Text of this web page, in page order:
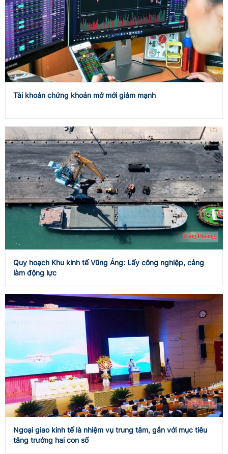
Tài khoản chứng khoán mở mới giảm mạnh
Quy hoạch Khu kinh tế Vũng Áng: Lấy công nghiệp, cảng
làm động lực
Ngoại giao kinh tế là nhiệm vụ trung tâm, gắn với mục tiêu
tăng trưởng hai con số